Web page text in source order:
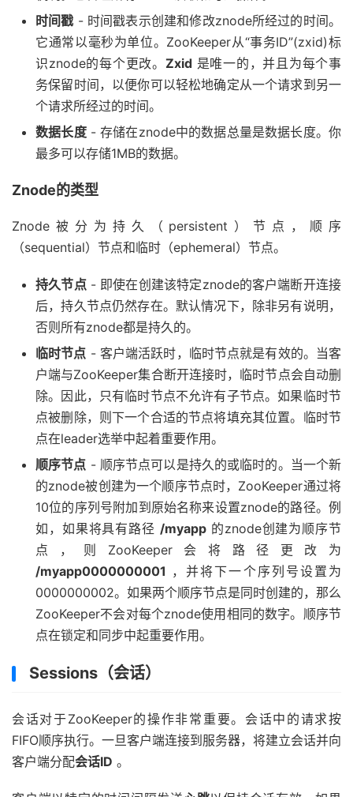
时间戳 - 时间戳表示创建和修改znode所经过的时间。
它通常以毫秒为单位。ZooKeeper从“事务ID”(zxid)标
识znode的每个更改。 Zxid是唯一的，并且为每个事
务保留时间，以便你可以轻松地确定从一个请求到另一
个请求所经过的时间。
数据长度- 存储在znode中的数据总量是数据长度。你
最多可以存储1MB的数据。
Znode的类型
Znode被分为持久（persistent）节点，顺序
（sequential）节点和临时（ephemeral）节点。
持久节点- 即使在创建该特定znode的客户端断开连接
后，持久节点仍然存在。默认情况下，除非另有说明，
否则所有znode都是持久的。
临时节点 - 客户端活跃时，临时节点就是有效的。当客
户端与ZooKeeper集合断开连接时，临时节点会自动删
除。因此，只有临时节点不允许有子节点。如果临时节
点被删除，则下一个合适的节点将填充其位置。临时节
点在leader选举中起着重要作用。
顺序节点 - 顺序节点可以是持久的或临时的。当一个新
的znode被创建为一个顺序节点时，ZooKeeper通过将
10位的序列号附加到原始名称来设置znode的路径。例
如，如果将具有路径 /myapp的znode创建为顺序节
点，则ZooKeeper会将路径更改为
/myapp0000000001 ，并将下一个序列号设置为
0000000002。如果两个顺序节点是同时创建的，那么
ZooKeeper不会对每个znode使用相同的数字。顺序节
点在锁定和同步中起重要作用。
Sessions（会话）
会话对于ZooKeeper的操作非常重要。会话中的请求按
FIFO顺序执行。一旦客户端连接到服务器，将建立会话并向
客户端分配会话ID 。